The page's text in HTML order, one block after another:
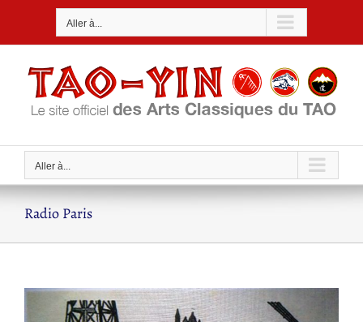
Aller à...
Aller à...
Radio Paris